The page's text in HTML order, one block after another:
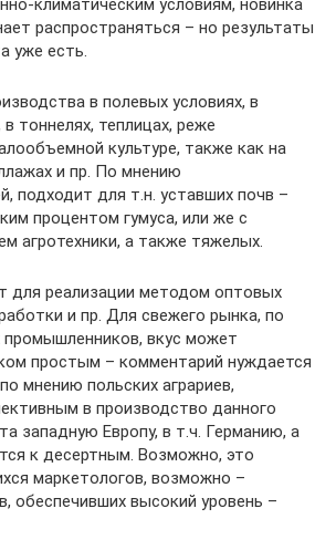
распространяться – но результаты
уже есть.
в полевых условиях, в
тоннелях, теплицах, реже
культуре, также как на
и пр. По мнению
подходит для т.н. уставших почв –
процентом гумуса, или же с
агротехники, а также тяжелых.
для реализации методом оптовых
и пр. Для свежего рынка, по
вкус может
простым – комментарий нуждается
мнению польских аграриев,
в производство данного
западную Европу, в т.ч. Германию, а
к десертным. Возможно, это
маркетологов, возможно –
обеспечивших высокий уровень –